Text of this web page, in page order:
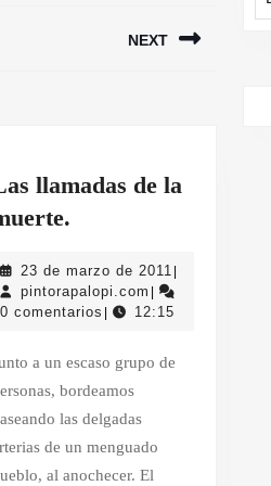
NEXT
llamadas de la
Las
de
la
23 de marzo de 2011 23
de
marzo
|
pintorapalopi.com pintorapalopi.com
|
0 comentarios | 12:15
bordeamos
las delgadas
de un menguado
al anochecer. El